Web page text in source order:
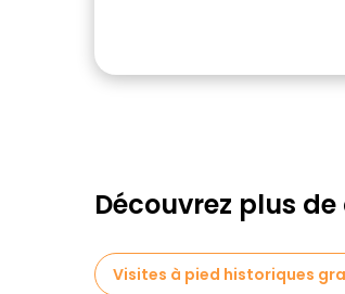
Découvrez plus
Visites à pied historiques